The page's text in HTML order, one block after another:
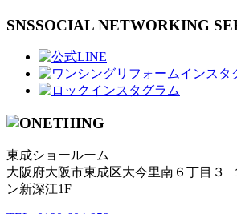
SNSSOCIAL NETWORKING
東成ショールーム
大阪府大阪市東成区大今里南６丁目３−
ン新深江1F